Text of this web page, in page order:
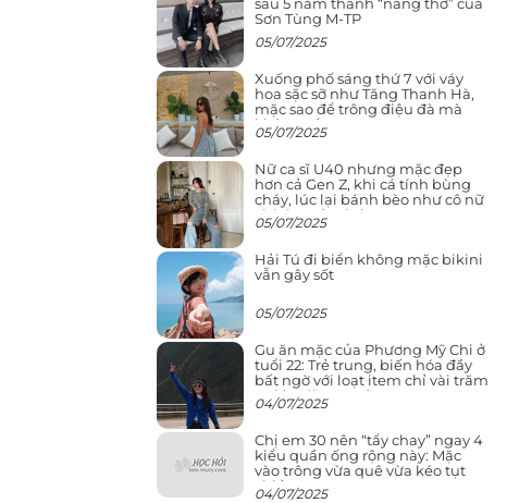
Sơn Tùng M-TP
05/07/2025
Xuống phố sáng thứ 7 với váy
hoa sặc sỡ như Tăng Thanh Hà,
mặc sao để trông điệu đà mà
không sến
05/07/2025
Nữ ca sĩ U40 nhưng mặc đẹp
hơn cả Gen Z, khi cá tính bùng
cháy, lúc lại bánh bèo như cô nữ
chính ngôn tình
05/07/2025
Hải Tú đi biển không mặc bikini
vẫn gây sốt
05/07/2025
Gu ăn mặc của Phương Mỹ Chi ở
tuổi 22: Trẻ trung, biến hóa đầy
bất ngờ với loạt item chỉ vài trăm
nghìn đã mua được
04/07/2025
Chị em 30 nên “tẩy chay” ngay 4
kiểu quần ống rộng này: Mặc
vào trông vừa quê vừa kéo tụt
chiều cao
04/07/2025